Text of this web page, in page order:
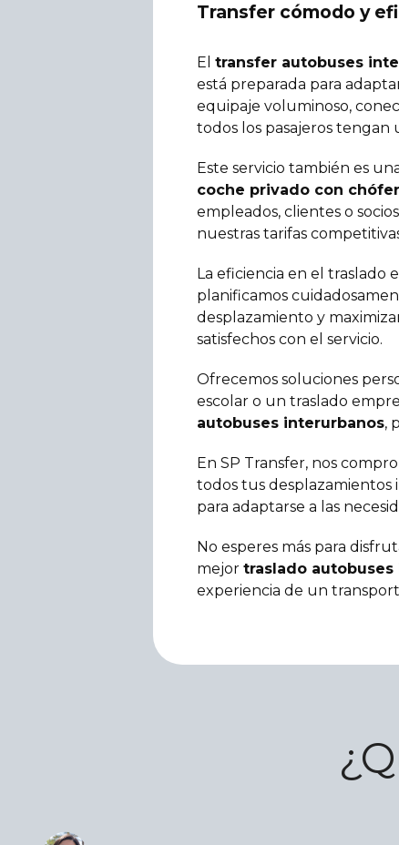
Transfer cómodo y
El transfer autobuses
está preparada para
equipaje voluminoso,
todos los pasajeros tengan
Este servicio también es
coche privado con
empleados, clientes o
nuestras tarifas
La eficiencia en el traslado
planificamos
desplazamiento y
satisfechos con el servicio.
Ofrecemos soluciones
escolar o un traslado
autobuses interurbanos,
En SP Transfer, nos
todos tus desplazamientos
para adaptarse a las
No esperes más para
mejor traslado
experiencia de un